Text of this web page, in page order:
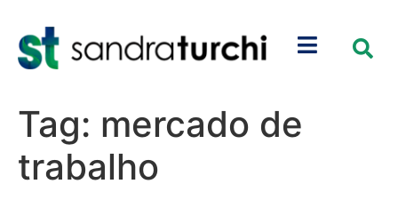
Tag: mercado de
trabalho